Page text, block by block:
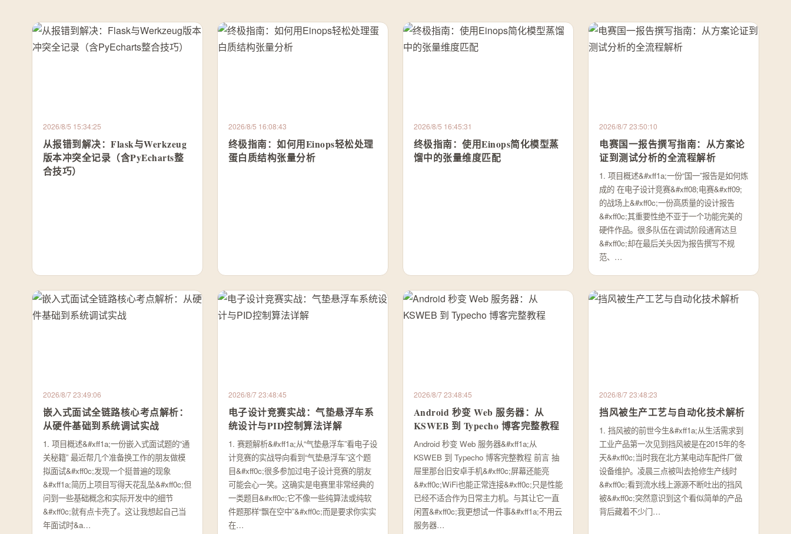
2026/8/5 15:34:25
从报错到解决：Flask与Werkzeug
版本冲突全记录（含PyEcharts整
合技巧）
2026/8/5 16:08:43
终极指南：如何用Einops轻松处理
蛋白质结构张量分析
2026/8/5 16:45:31
终极指南：使用Einops简化模型蒸
馏中的张量维度匹配
2026/8/7 23:50:10
电赛国一报告撰写指南：从方案论
证到测试分析的全流程解析
1. 项目概述&#xff1a;一份“国一”报告是如何炼
成的 在电子设计竞赛&#xff08;电赛&#xff09;
的战场上&#xff0c;一份高质量的设计报告
&#xff0c;其重要性绝不亚于一个功能完美的
硬件作品。很多队伍在调试阶段通宵达旦
&#xff0c;却在最后关头因为报告撰写不规
范、…
2026/8/7 23:49:06
嵌入式面试全链路核心考点解析：
从硬件基础到系统调试实战
1. 项目概述&#xff1a;一份嵌入式面试题的“通
关秘籍” 最近帮几个准备换工作的朋友做模
拟面试&#xff0c;发现一个挺普遍的现象
&#xff1a;简历上项目写得天花乱坠&#xff0c;但
问到一些基础概念和实际开发中的细节
&#xff0c;就有点卡壳了。这让我想起自己当
年面试时&a…
2026/8/7 23:48:45
电子设计竞赛实战：气垫悬浮车系
统设计与PID控制算法详解
1. 赛题解析&#xff1a;从“气垫悬浮车”看电子设
计竞赛的实战导向看到“气垫悬浮车”这个题
目&#xff0c;很多参加过电子设计竞赛的朋友
可能会心一笑。这确实是电赛里非常经典的
一类题目&#xff0c;它不像一些纯算法或纯软
件题那样“飘在空中”&#xff0c;而是要求你实实
在…
2026/8/7 23:48:45
Android 秒变 Web 服务器：从
KSWEB 到 Typecho 博客完整教程
Android 秒变 Web 服务器&#xff1a;从
KSWEB 到 Typecho 博客完整教程 前言 抽
屉里那台旧安卓手机&#xff0c;屏幕还能亮
&#xff0c;WiFi也能正常连接&#xff0c;只是性能
已经不适合作为日常主力机。与其让它一直
闲置&#xff0c;我更想试一件事&#xff1a;不用云
服务器…
2026/8/7 23:48:23
挡风被生产工艺与自动化技术解析
1. 挡风被的前世今生&#xff1a;从生活需求到
工业产品第一次见到挡风被是在2015年的冬
天&#xff0c;当时我在北方某电动车配件厂做
设备维护。凌晨三点被叫去抢修生产线时
&#xff0c;看到流水线上源源不断吐出的挡风
被&#xff0c;突然意识到这个看似简单的产品
背后藏着不少门…